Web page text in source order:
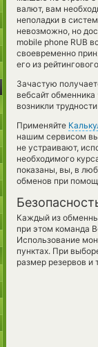
валют, вам
неполадки в
невозможно, но
mobile phone RUB
своевременно
его из
Зачастую
вебсайт
возникли
Применяйте
нашим сервисом
не устраивают,
необходимого
показаны, вы, в
обменов при
Каждый из
при этом команда
Использование
пунктах. При
размер резервов и